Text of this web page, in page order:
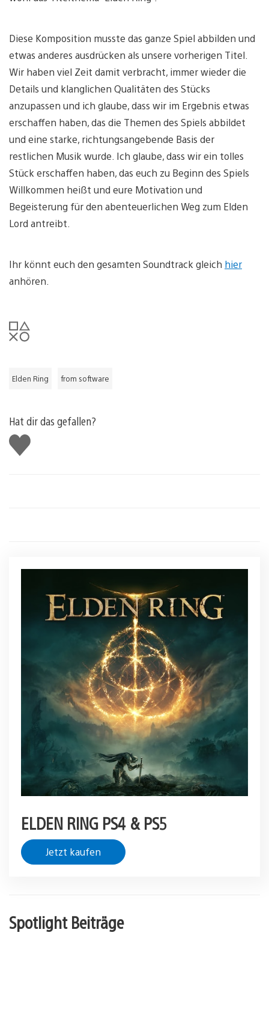
Diese Komposition musste das ganze Spiel abbilden und
etwas anderes ausdrücken als unsere vorherigen Titel.
Wir haben viel Zeit damit verbracht, immer wieder die
Details und klanglichen Qualitäten des Stücks
anzupassen und ich glaube, dass wir im Ergebnis etwas
erschaffen haben, das die Themen des Spiels abbildet
und eine starke, richtungsangebende Basis der
restlichen Musik wurde. Ich glaube, dass wir ein tolles
Stück erschaffen haben, das euch zu Beginn des Spiels
Willkommen heißt und eure Motivation und
Begeisterung für den abenteuerlichen Weg zum Elden
Lord antreibt.
Ihr könnt euch den gesamten Soundtrack gleich hier
anhören.
Elden Ring from software
Hat dir das gefallen?
Gefällt
mir
ELDEN RING PS4 & PS5
Jetzt kaufen
Spotlight Beiträge